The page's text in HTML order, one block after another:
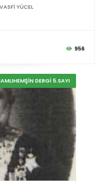
YÜCEL
956
DERGİ 5.SAYI